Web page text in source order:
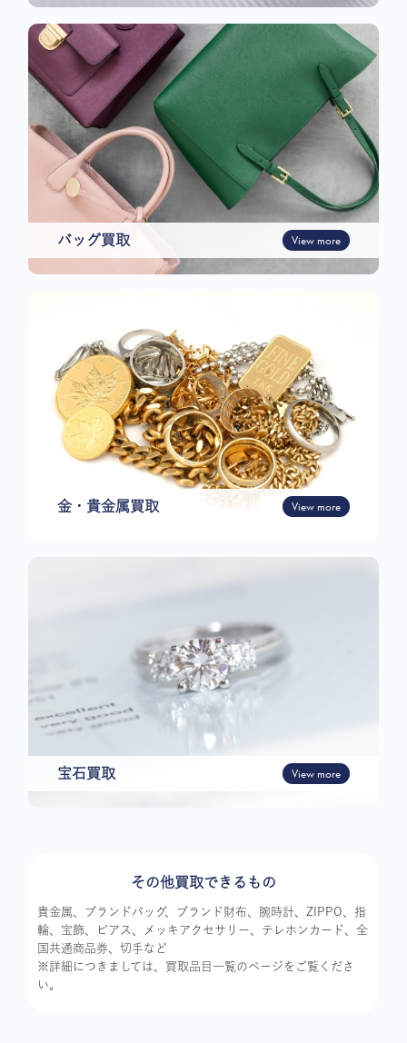
バッグ買取 View more
金・貴金属買取 View more
宝石買取 View more
その他買取できるもの
貴金属、ブランドバッグ、ブランド財布、腕時計、ZIPPO、指
輪、宝飾、ピアス、メッキアクセサリー、テレホンカード、全
国共通商品券、切手など
※詳細につきましては、買取品目一覧のページをご覧くださ
い。